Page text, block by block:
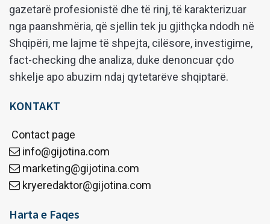
gazetarë profesionistë dhe të rinj, të karakterizuar
nga paanshmëria, që sjellin tek ju gjithçka ndodh në
Shqipëri, me lajme të shpejta, cilësore, investigime,
fact-checking dhe analiza, duke denoncuar çdo
shkelje apo abuzim ndaj qytetarëve shqiptarë.
KONTAKT
Contact page
info@gijotina.com
marketing@gijotina.com
kryeredaktor@gijotina.com
Harta e Faqes